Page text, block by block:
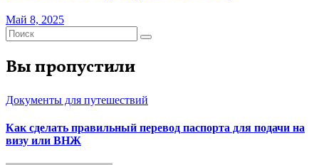
Май 8, 2025
Вы пропустили
Документы для путешествий
Как сделать правильный перевод паспорта для подачи на
визу или ВНЖ